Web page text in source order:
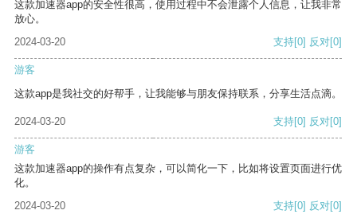
这款加速器app的安全性很高，使用过程中不会泄露个人信息，让我非常
放心。
2024-03-20
支持[0] 反对[0]
游客
这款app是我社交的好帮手，让我能够与朋友保持联系，分享生活点滴。
2024-03-20 支持[0] 反对[0]
游客
这款加速器app的操作有点复杂，可以简化一下，比如将设置页面进行优
化。
2024-03-20
支持[0] 反对[0]